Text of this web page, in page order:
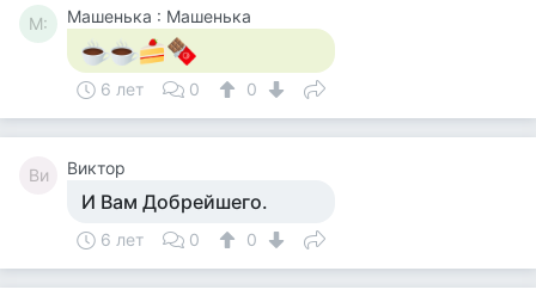
М: Машенька : Машенька
6 лет 0 0
Ви Виктор
И Вам Добрейшего.
6 лет 0 0